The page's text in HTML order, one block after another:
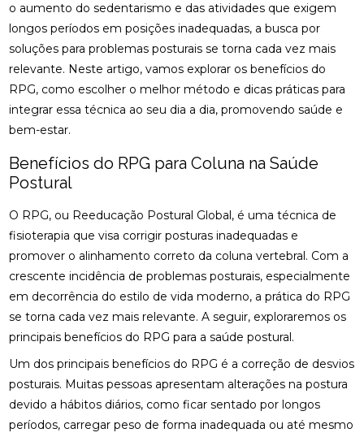
o aumento do sedentarismo e das atividades que exigem
longos períodos em posições inadequadas, a busca por
soluções para problemas posturais se torna cada vez mais
relevante. Neste artigo, vamos explorar os benefícios do
RPG, como escolher o melhor método e dicas práticas para
integrar essa técnica ao seu dia a dia, promovendo saúde e
bem-estar.
Benefícios do RPG para Coluna na Saúde
Postural
O RPG, ou Reeducação Postural Global, é uma técnica de
fisioterapia que visa corrigir posturas inadequadas e
promover o alinhamento correto da coluna vertebral. Com a
crescente incidência de problemas posturais, especialmente
em decorrência do estilo de vida moderno, a prática do RPG
se torna cada vez mais relevante. A seguir, exploraremos os
principais benefícios do RPG para a saúde postural.
Um dos principais benefícios do RPG é a correção de desvios
posturais. Muitas pessoas apresentam alterações na postura
devido a hábitos diários, como ficar sentado por longos
períodos, carregar peso de forma inadequada ou até mesmo
CIÁTICO
ACUPUNTURA PARA ALIVIAR NERVO CIÁTICO
ACUPUNTURA PARA COLUNA: COMO ALIVIAR
DORES E PROMOVER A SAÚDE
ACUPUNTURA PARA ENXAQUECA ALIVIA A DOR E
ACUPUNTURA PARA ENXAQUECA: ALIVIE SUAS
ACUPUNTURA PARA ENXAQUECA: ALÍVIO EFICAZ
ACUPUNTURA PARA ENXAQUECA: ALÍVIO NATURAL
ACUPUNTURA PARA NERVO CIÁTICO: ALÍVIO EFICAZ
PARA A DOR E MELHORA DA MOBILIDADE
PARA DOR E MELHORA DA MOBILIDADE
ACUPUNTURA PARA O NERVO CIÁTICO: ALÍVIO
NATURAL E EFICAZ
onde fazer fisioterapia respiratória osteopatia RJ
osteopatia cervical osteopatia coluna
osteopatia hérnia de disco osteopatia nervo ciático
palmilha esporão palmilha fascite plantar
palmilha fascite plantar preço palmilha joanete
palmilha para pé chato preço
quiropraxia RJ quiropraxia cervical
quiropraxia em Niterói quiropraxia nervo ciático
quiropraxia para joelho quiropraxia para nervo ciático
quiropraxia perto quiropraxia perto de mim
rpg escoliose